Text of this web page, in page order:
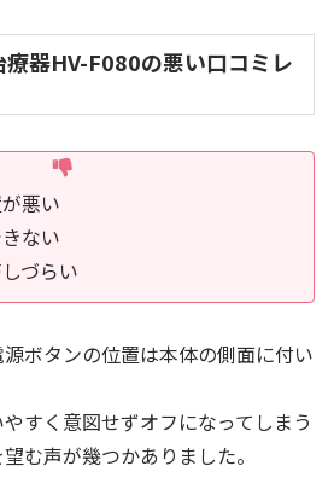
療器HV-F080の悪い口コミレ
悪い
ない
づらい
ボタンの位置は本体の側面に付い
すく意図せずオフになってしまう
む声が幾つかありました。